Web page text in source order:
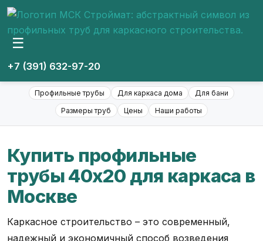
☰
+7 (391) 632-97-20
Профильные трубы Для каркаса дома
Для бани
Размеры труб
Цены Наши работы
Купить профильные
трубы 40х20 для каркаса в
Москве
Каркасное строительство – это современный,
надежный и экономичный способ возведения